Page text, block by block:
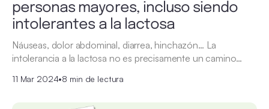
personas mayores, incluso siendo
intolerantes a la lactosa
Náuseas, dolor abdominal, diarrea, hinchazón… La
intolerancia a la lactosa no es precisamente un camino…
11 Mar 2024•8 min de lectura